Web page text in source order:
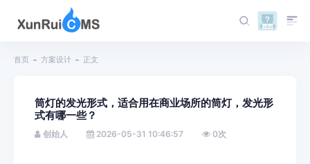
首页 方案设计 正文
筒灯的发光形式，适合用在商业场所的筒灯，发光形
式有哪一些？
创始人 2026-05-31 10:46:57 0次